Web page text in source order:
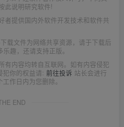
此说明研究软件!
者提供国内外软件开发技术和软件共
载文件为网络共享资源，请于下载后
趣，还请支持正版。
有内容均转自互联网。如有内容侵犯
犯你的权益请: 前往投诉 站长会进行
作日内为您删除。
END